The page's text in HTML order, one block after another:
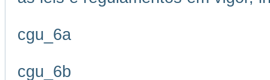
cgu_6a
cgu_6b